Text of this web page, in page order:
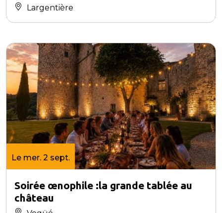
Largentière
Le mer. 2 sept.
Soirée œnophile :la grande tablée au
château